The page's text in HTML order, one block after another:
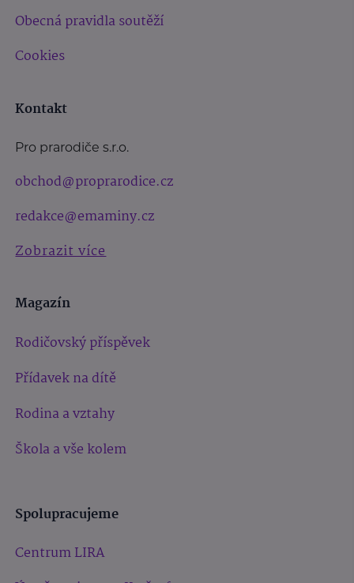
Obecná pravidla soutěží
Cookies
Kontakt
Pro prarodiče s.r.o.
obchod@proprarodice.cz
redakce@emaminy.cz
Zobrazit více
Magazín
Rodičovský příspěvek
Přídavek na dítě
Rodina a vztahy
Škola a vše kolem
Spolupracujeme
Centrum LIRA